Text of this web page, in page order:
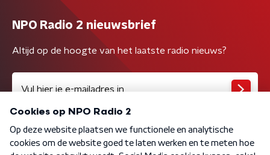
NPO Radio 2 nieuwsbrief
Altijd op de hoogte van het laatste radio nieuws?